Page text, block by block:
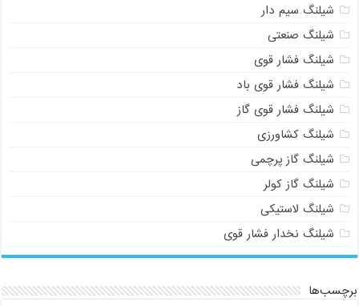
شیلنگ سیم دار
شیلنگ صنعتی
شیلنگ فشار قوی
شیلنگ فشار قوی باد
شیلنگ فشار قوی گاز
شیلنگ کشاورزی
شیلنگ گاز پرچمی
شیلنگ گاز کولر
شیلنگ لاستیکی
شیلنگ نخدار فشار قوی
برچسب‌ها